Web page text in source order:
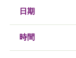
日期
時間